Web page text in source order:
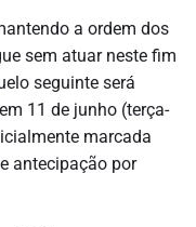
a ordem dos
sem atuar neste fim
seguinte será
11 de junho (terça-
marcada
antecipação por